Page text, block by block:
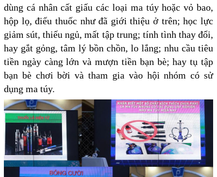
dùng cá nhân cất giấu các loại ma túy hoặc vỏ bao,
hộp lọ, điếu thuốc như đã giới thiệu ở trên; học lực
giảm sút, thiếu ngủ, mất tập trung; tính tình thay đổi,
hay gắt gỏng, tâm lý bồn chồn, lo lắng; nhu cầu tiêu
tiền ngày càng lớn và mượn tiền bạn bè; hay tụ tập
bạn bè chơi bời và tham gia vào hội nhóm có sử
dụng ma túy.